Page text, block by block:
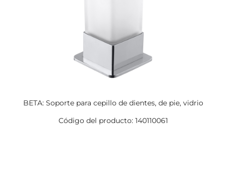
BETA: Soporte para cepillo de dientes, de pie, vidrio
Código del producto: 140110061